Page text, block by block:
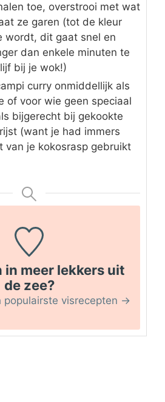
toe, overstrooi met wat
ze garen (tot de kleur
wordt, dit gaat snel en
dan enkele minuten te
bij je wok!)
curry onmiddellijk als
of voor wie geen speciaal
bijgerecht bij gekookte
(want je had immers
van je kokosrasp gebruikt
in meer lekkers uit
de zee?
populairste visrecepten →